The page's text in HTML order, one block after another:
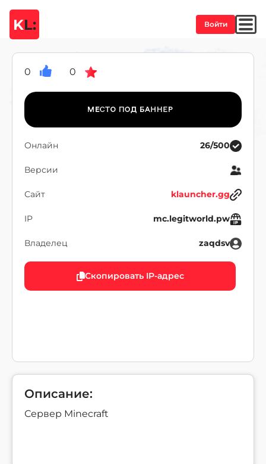
KL: Войти
0 0
Онлайн 26/500
Версии
Сайт klauncher.gg
IP mc.legitworld.pw
Владелец zaqdsv
Скопировать IP-адрес
Описание:
Сервер Minecraft